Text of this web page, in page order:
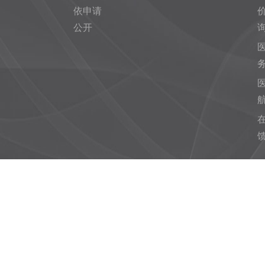
依申请
公开